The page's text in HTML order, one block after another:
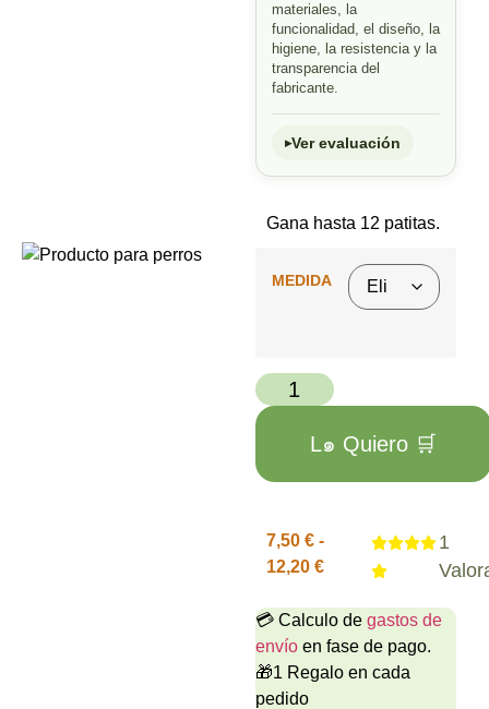
materiales, la
funcionalidad, el diseño, la
higiene, la resistencia y la
transparencia del
fabricante.
Ver evaluación
Gana hasta 12 patitas.
MEDIDA
L๑ Quiero 🛒
7,50 € -
12,20 €
1
💳 Calculo de gastos de
envíoen fase de pago.
🎁1 Regalo en cada
pedido